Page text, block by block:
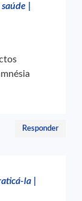
|
Responder
la |